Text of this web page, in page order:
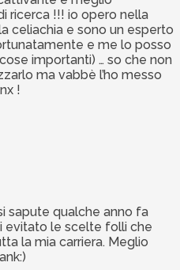
ricerca !!! io opero nella
celiachia e sono un esperto
e me lo posso
importanti) … so che non
ma vabbè l’ho messo
!
sapute qualche anno fa
evitato le scelte folli che
la mia carriera. Meglio